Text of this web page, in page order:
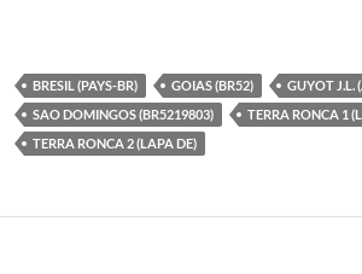
BRESIL (PAYS-BR) GOIAS (BR52)
GUYOT J.L.
SAO DOMINGOS (BR5219803)
TERRA RONCA 1
TERRA RONCA 2 (LAPA DE)